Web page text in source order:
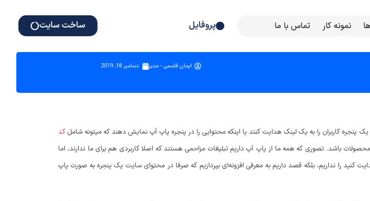
نمونه کار تماس با ما پروفایل ساخت سایت
ایمان قاسمی - مدیر دسامبر 18, 2019
پنجره کاربران را به یک لینک هدایت کنند یا اینکه محتوایی را در پنجره پاپ آپ نمایش دهند که میتونه شامل کد
باشد. تصوری که همه ما از پاپ آپ داریم تبلیغات مزاحمی هستند که اصلا کاربردی هم برای ما ندارند، اما
کنید را نداریم، بلکه قصد داریم به معرفی افزونه‌ای بپردازیم که صرفا در محتوای سایت یک پنجره به صورت پاپ